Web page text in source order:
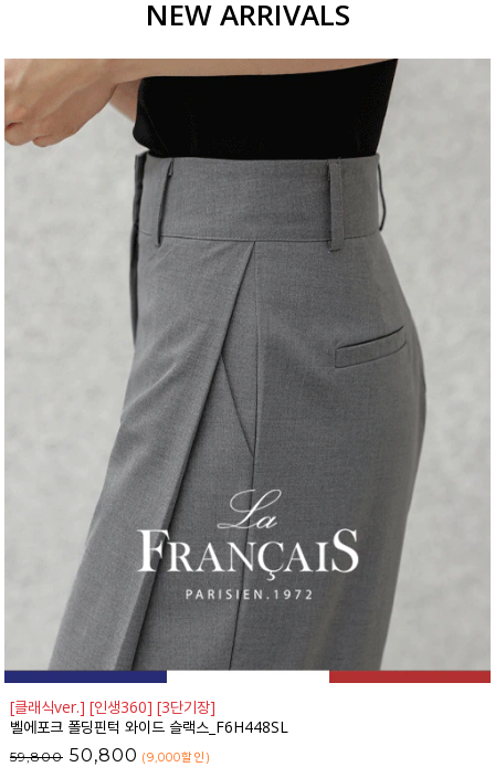
NEW ARRIVALS
[클래식ver.] [인생360] [3단기장]
벨에포크 폴딩핀턱 와이드 슬랙스_F6H448SL
59,800 50,800 (9,000할인 )